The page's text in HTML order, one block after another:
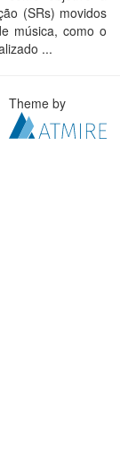
(SRs) movidos
música, como o
...
Theme by